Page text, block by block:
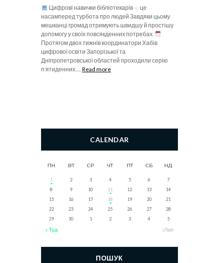
Цифрові навички бібліотекарів — це
насамперед турбота про людей Завдяки цьому
мешканці громад отримують швидшу й простішу
допомогу у своїх повсякденних потребах.
Протягом двох тижнів координатори Хабів
цифрової освіти Запорізької та
Дніпропетровської областей проходили серію
п’ятиденних...... Read more
CALENDAR
ПН ВТ СР ЧТ ПТ СБ НД
1 2 3 4 5 6
7
8
9 10 11 12 13
14
15
16 17 18 19 20
21
22
23 24 25 26 27
28
29
30 1 2 3 4 5
Тра Лип
ПОШУК